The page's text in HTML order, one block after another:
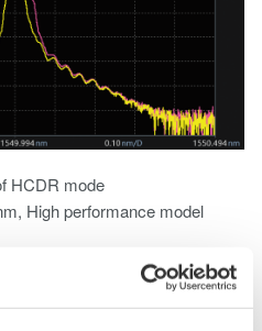
HCDR mode
High performance model
80dB typ.